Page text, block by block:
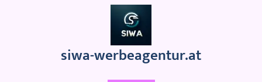
siwa-werbeagentur.at